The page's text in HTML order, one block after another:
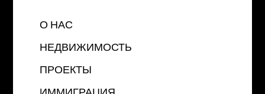
О НАС
НЕДВИЖИМОСТЬ
ПРОЕКТЫ